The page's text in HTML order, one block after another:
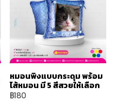
หมอนพิงแบบกระดุม พร้อม
ไส้หมอน มี 5 สีสวยให้เลือก
฿180